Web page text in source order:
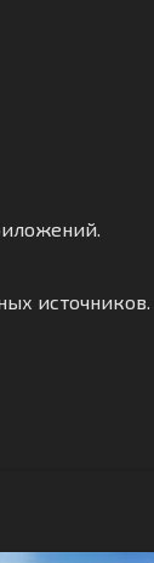
источников.